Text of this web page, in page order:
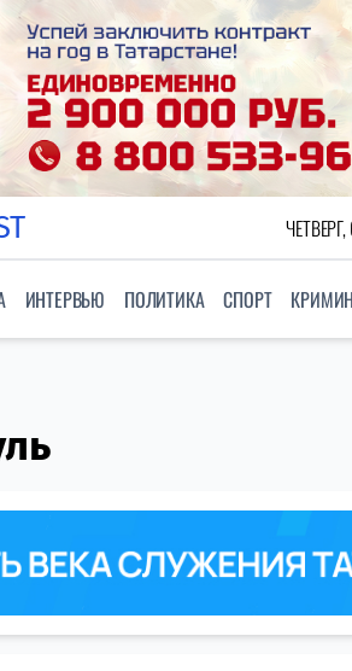
ИНТЕРВЬЮ ПОЛИТИКА СПОРТ